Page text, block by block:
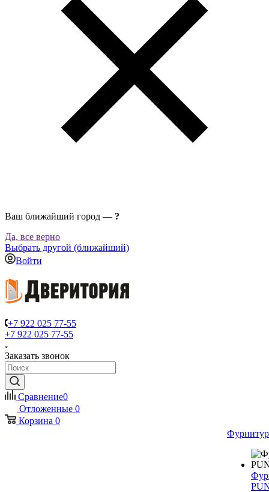
Ваш ближайший город — ?
Да, все верно
Выбрать другой (ближайший)
Войти
+7 922 025 77-55
+7 922 025 77-55
Заказать звонок
Сравнение0
Отложенные 0
Корзина 0